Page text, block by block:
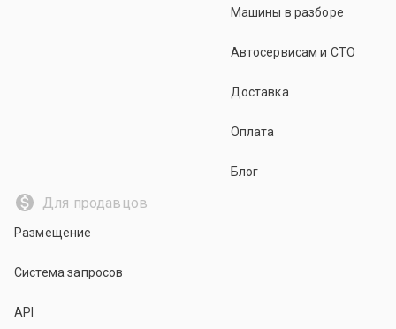
Машины в разборе
Автосервисам и СТО
Доставка
Оплата
Блог
Для продавцов
Размещение
Система запросов
API